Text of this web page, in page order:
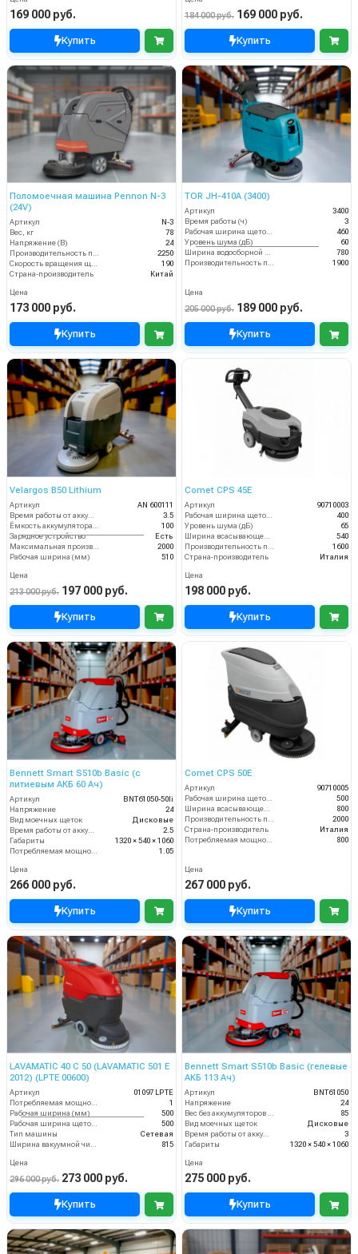
169 000 руб.
Купить
184 000 руб. 169 000 руб.
Купить
Поломоечная машина Pennon N-3
(24V)
Артикул
N-3
Вес, кг
78
Напряжение (В)
24
Производительность по площади (м2/ч)
2250
Скорость вращения щётки (об/мин)
190
Страна-производитель
Китай
Цена
173 000 руб.
Купить
TOR JH-410A (3400)
Артикул
3400
Время работы (ч)
3
Рабочая ширина щеток (мм)
460
Уровень шума (дБ)
60
Ширина водосборной рейки
780
Производительность по площади (м2/ч)
1900
Цена
205 000 руб. 189 000 руб.
Купить
Velargos B50 Lithium
Артикул
AN 600111
Время работы от аккумуляторов (ч)
3.5
100
Зарядное устройство
Есть
2000
Рабочая ширина (мм)
510
Цена
213 000 руб. 197 000 руб.
Купить
Comet CPS 45E
Артикул
90710003
400
Уровень шума (дБ)
65
540
1600
Страна-производитель
Италия
Цена
198 000 руб.
Купить
Bennett Smart S510b Basic (с
литиевым АКБ 60 Ач)
Артикул
BNT61050-50li
Напряжение
24
Вид моечных щеток
Дисковые
Время работы от аккумуляторов (ч)
2.5
Габариты
1320 × 540 × 1060
1.05
Цена
266 000 руб.
Купить
Comet CPS 50E
Артикул
90710005
500
800
2000
Страна-производитель
Италия
800
Цена
267 000 руб.
Купить
LAVAMATIC 40 C 50 (LAVAMATIC 501 E
2012) (LPTE 00600)
Артикул
01097 LPTE
Потребляемая мощность (кВт)
1
Рабочая ширина (мм)
500
Рабочая ширина щеток (мм)
500
Тип машины
Сетевая
Ширина вакуумной чистки (мм)
815
Цена
296 000 руб. 273 000 руб.
Купить
Bennett Smart S510b Basic (гелевые
АКБ 113 Ач)
Артикул
BNT61050
Напряжение
24
Вес без аккумуляторов (кг)
85
Вид моечных щеток
Дисковые
Время работы от аккумуляторов (ч)
3
Габариты
1320 × 540 × 1060
Цена
275 000 руб.
Купить